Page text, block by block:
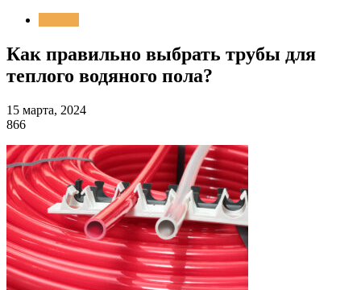
Как правильно выбрать трубы для
теплого водяного пола?
15 марта, 2024
866